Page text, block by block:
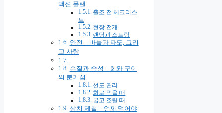
액션 플랜
출조 전 체크리스
트
현장 전개
랜딩과 스트링
안전 – 바늘과 파도, 그리
고 사람
손질과 숙성 – 회와 구이
의 분기점
선도 관리
회로 먹을 때
굽고 조릴 때
삼치 제철 – 언제 먹어야